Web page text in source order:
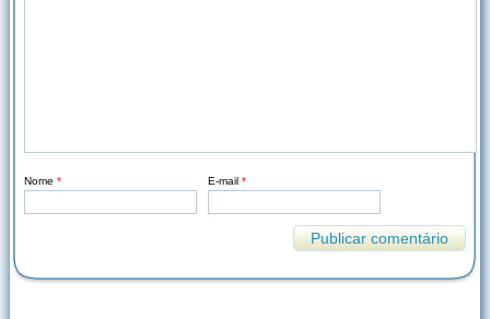
Nome * E-mail *